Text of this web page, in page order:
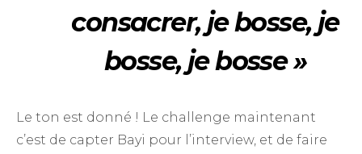
consacrer, je bosse, je
bosse,je bosse »
Le ton est donné ! Le challenge maintenant
c’est de capter Bayi pour l’interview, et de faire